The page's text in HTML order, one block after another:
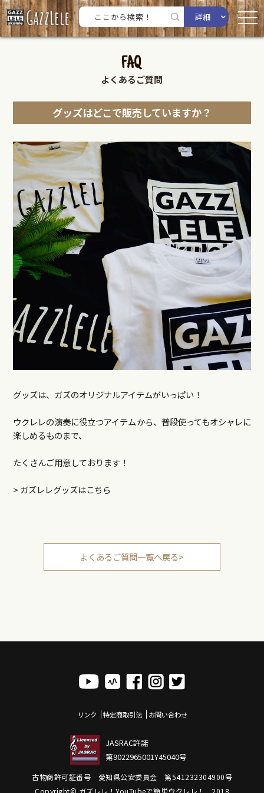
詳細
FAQ
よくあるご質問
グッズはどこで販売していますか？
グッズは、ガズのオリジナルアイテムがいっぱい！
ウクレレの演奏に役立つアイテムから、普段使ってもオシャレに
楽しめるものまで、
たくさんご用意しております！
> ガズレレグッズはこちら
よくあるご質問一覧へ戻る>
リンク 特定商取引法 お問い合わせ
JASRAC許諾
第9022965001Y45040号
古物商許可証番号 愛知県公安委員会 第541232304900号
Copyright© ガズレレ！YouTubeで簡単ウクレレ！ , 2018